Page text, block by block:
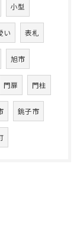
小型
い 表札
旭市
門扉 門柱
銚子市